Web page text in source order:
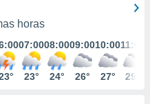
horas
07:00
23°
08:00
24°
09:00
26°
10:00
27°
11:00
29°